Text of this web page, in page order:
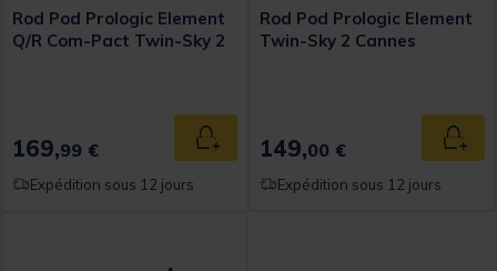
Rod Pod Prologic Element
Q/R Com-Pact Twin-Sky 2
169,99 € Ajouter au panier
Expédition sous 12 jours
Rod Pod Prologic Element
Twin-Sky 2 Cannes
149,00 €
Expédition sous 12 jours